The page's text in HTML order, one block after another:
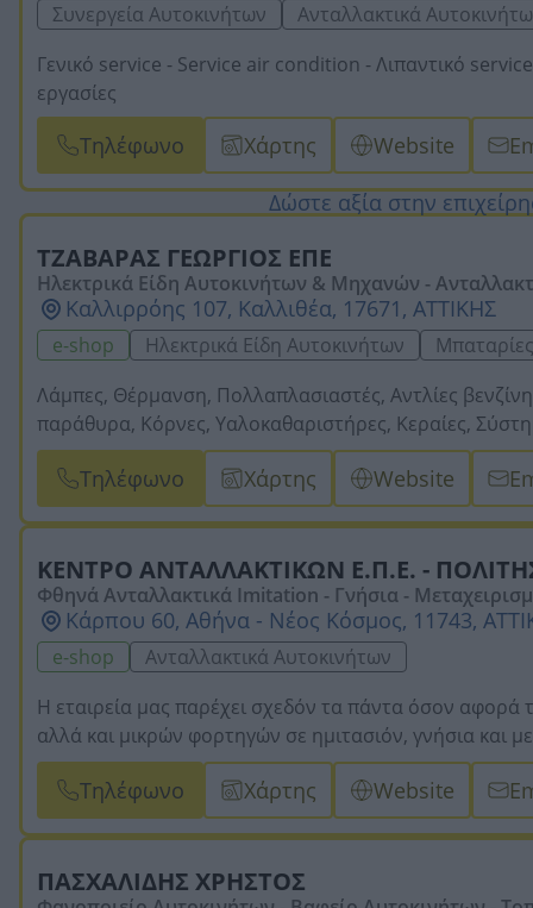
Συνεργεία Αυτοκινήτων
Ανταλλακτικά
Γενικό service - Service air condition - Λιπαντικό
εργασίες
Τηλέφωνο Χάρτης Website
Δώστε αξία στην
ΤΖΑΒΑΡΑΣ ΓΕΩΡΓΙΟΣ ΕΠΕ
Ηλεκτρικά Είδη Αυτοκινήτων & Μηχανών -
Καλλιρρόης 107, Καλλιθέα, 17671, ΑΤΤΙΚΗΣ
e-shop Ηλεκτρικά Είδη Αυτοκινήτων Μπαταρίες
Λάμπες, Θέρμανση, Πολλαπλασιαστές, Αντλίες
παράθυρα, Κόρνες, Υαλοκαθαριστήρες, Κεραίες,
Φανάρια, Γρανάζια. - -Η εταιρεία διαθέτει Β2Β.
Τηλέφωνο Χάρτης Website
ΚΕΝΤΡΟ ΑΝΤΑΛΛΑΚΤΙΚΩΝ Ε.Π.Ε. -
Φθηνά Ανταλλακτικά Imitation - Γνήσια -
nault - Ανταλλακτικά Fiat - Ανταλλακτικά Toyota -
Κάρπου 60, Αθήνα - Νέος Κόσμος, 11743,
e-shop
Ανταλλακτικά Αυτοκινήτων
Η εταιρεία μας παρέχει σχεδόν τα πάντα όσον αφορά
αλλά και μικρών φορτηγών σε ημιτασιόν, γνήσια και
υπάρχει μια μεγάλη γκάμα σε αμορτισέρ για όλα τα
Bilstein, Sachs, Kayaba, Monroe. Ενδεικτικά σας
γνήσια είτε μεταχειρισμένα
Φτερό -Τραβέρσα - Χερούλια
Τηλέφωνο Χάρτης Website
ΠΑΣΧΑΛΙΔΗΣ ΧΡΗΣΤΟΣ